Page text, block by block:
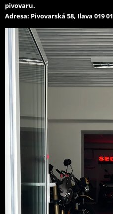
pivovaru.
Adresa: Pivovarská 58, Ilava 019 01